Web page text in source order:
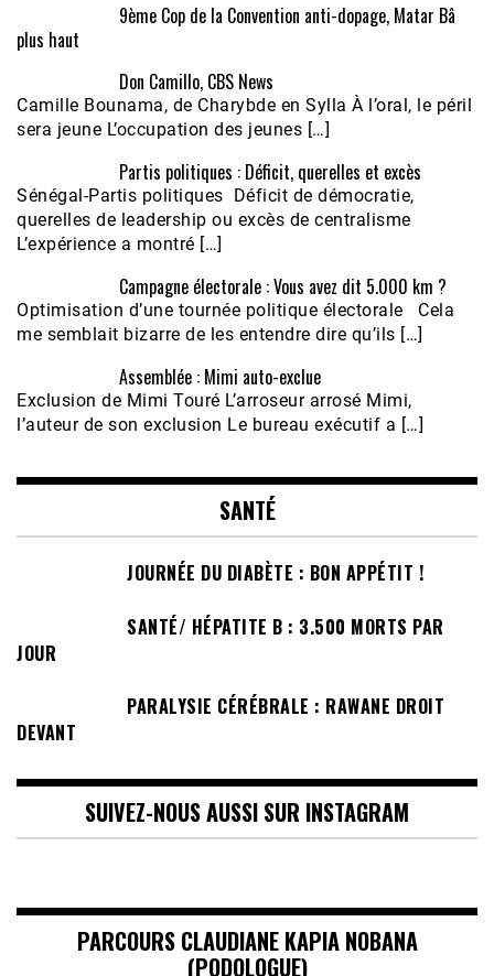
9ème Cop de la Convention anti-dopage, Matar Bâ
plus haut
Don Camillo, CBS News
Camille Bounama, de Charybde en Sylla À l’oral, le péril
sera jeune L’occupation des jeunes […]
Partis politiques : Déficit, querelles et excès
Sénégal-Partis politiques Déficit de démocratie,
querelles de leadership ou excès de centralisme
L’expérience a montré […]
Campagne électorale : Vous avez dit 5.000 km ?
Optimisation d’une tournée politique électorale Cela
me semblait bizarre de les entendre dire qu’ils […]
Assemblée : Mimi auto-exclue
Exclusion de Mimi Touré L’arroseur arrosé Mimi,
l’auteur de son exclusion Le bureau exécutif a […]
SANTÉ
JOURNÉE DU DIABÈTE : BON APPÉTIT !
SANTÉ/ HÉPATITE B : 3.500 MORTS PAR
JOUR
PARALYSIE CÉRÉBRALE : RAWANE DROIT
DEVANT
SUIVEZ-NOUS AUSSI SUR INSTAGRAM
PARCOURS CLAUDIANE KAPIA NOBANA
(PODOLOGUE)